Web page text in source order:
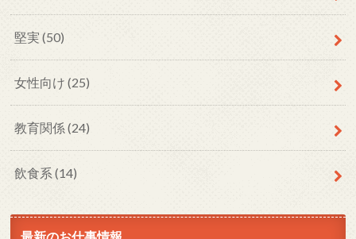
堅実(50)
女性向け(25)
教育関係(24)
飲食系(14)
最新のお仕事情報